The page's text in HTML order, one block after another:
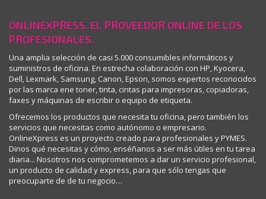
ONLINEXPRESS. EL PROVEEDOR ONLINE DE LOS
PROFESIONALES.
Una amplia selección de casi 5.000 consumibles informáticos y
suministros de oficina. En estrecha colaboración con HP, Kyocera,
Dell, Lexmark, Samsung, Canon, Epson, somos expertos reconocidos
por las marca ene toner, tinta, cintas para impresoras, copiadoras,
faxes y máquinas de escribir o equipo de etiqueta.
Ofrecemos los productos que necesita tu oficina, pero también los
servicios que necesitas como autónomo o empresario.
OnlineXpress es un proyecto creado para profesionales y PYMES.
Dinos qué necesitas y cómo, enséñanos a ser más útiles en tu tarea
diaria... Nosotros nos comprometemos a dar un servicio profesional,
un producto de calidad y express, para que sólo tengas que
preocuparte de de tu negocio…